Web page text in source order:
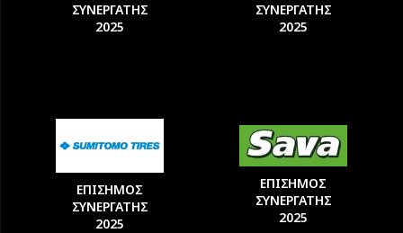
ΣΥΝΕΡΓΑΤΗΣ
2025
ΣΥΝΕΡΓΑΤΗΣ
2025
ΕΠΙΣΗΜΟΣ
ΣΥΝΕΡΓΑΤΗΣ
2025
ΕΠΙΣΗΜΟΣ
ΣΥΝΕΡΓΑΤΗΣ
2025